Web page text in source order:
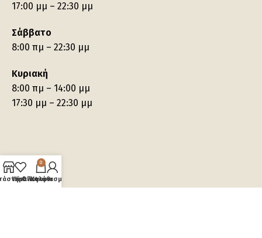
17:00 μμ – 22:30 μμ
Σάββατο
8:00 πμ – 22:30 μμ
Κυριακή
8:00 πμ – 14:00 μμ
17:30 μμ – 22:30 μμ
Wishlist
0
Καλάθι
Ο λογαριασμός μου